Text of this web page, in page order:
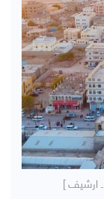
ارشيف ]